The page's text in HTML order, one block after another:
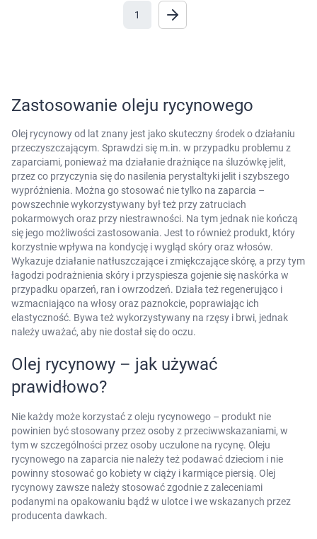
AKCEPTUJĘ WSZYSTKIE
1
Zastosowanie oleju rycynowego
Olej rycynowy od lat znany jest jako skuteczny środek o działaniu
przeczyszczającym. Sprawdzi się m.in. w przypadku problemu z
zaparciami, ponieważ ma działanie drażniące na śluzówkę jelit,
przez co przyczynia się do nasilenia perystaltyki jelit i szybszego
wypróżnienia. Można go stosować nie tylko na zaparcia –
powszechnie wykorzystywany był też przy zatruciach
pokarmowych oraz przy niestrawności. Na tym jednak nie kończą
się jego możliwości zastosowania. Jest to również produkt, który
korzystnie wpływa na kondycję i wygląd skóry oraz włosów.
Wykazuje działanie natłuszczające i zmiękczające skórę, a przy tym
łagodzi podrażnienia skóry i przyspiesza gojenie się naskórka w
przypadku oparzeń, ran i owrzodzeń. Działa też regenerująco i
wzmacniająco na włosy oraz paznokcie, poprawiając ich
elastyczność. Bywa też wykorzystywany na rzęsy i brwi, jednak
należy uważać, aby nie dostał się do oczu.
Olej rycynowy – jak używać
prawidłowo?
Nie każdy może korzystać z oleju rycynowego – produkt nie
powinien być stosowany przez osoby z przeciwwskazaniami, w
tym w szczególności przez osoby uczulone na rycynę. Oleju
rycynowego na zaparcia nie należy też podawać dzieciom i nie
powinny stosować go kobiety w ciąży i karmiące piersią. Olej
rycynowy zawsze należy stosować zgodnie z zaleceniami
podanymi na opakowaniu bądź w ulotce i we wskazanych przez
producenta dawkach.